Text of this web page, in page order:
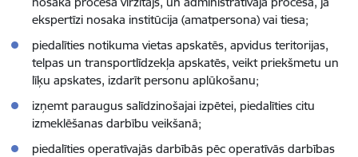
ekspertīzi nosaka institūcija (amatpersona) vai tiesa;
piedalīties notikuma vietas apskatēs, apvidus teritorijas,
telpas un transportlīdzekļa apskatēs, veikt priekšmetu un
līķu apskates, izdarīt personu aplūkošanu;
izņemt paraugus salīdzinošajai izpētei, piedalīties citu
izmeklēšanas darbību veikšanā;
piedalīties operatīvajās darbībās pēc operatīvās darbības